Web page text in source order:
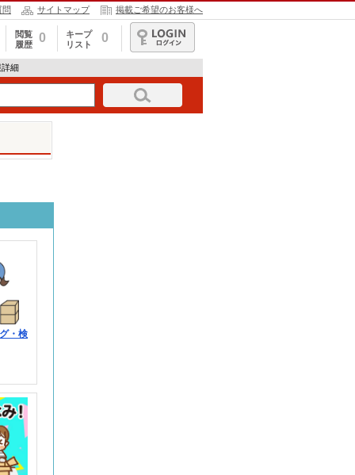
問 サイトマップ 掲載ご希望のお客様へ
閲覧
履歴
0
キープ
リスト
0
ログイン
詳細
・検